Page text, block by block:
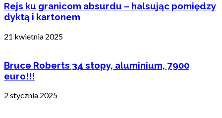
Rejs ku granicom absurdu – halsując pomiędzy
dyktą i kartonem
21 kwietnia 2025
Bruce Roberts 34 stopy, aluminium, 7900
euro!!!
2 stycznia 2025